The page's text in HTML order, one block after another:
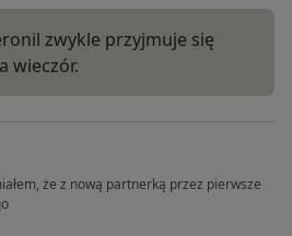
zwykle przyjmuje się
wieczór.
że z nową partnerką przez pierwsze